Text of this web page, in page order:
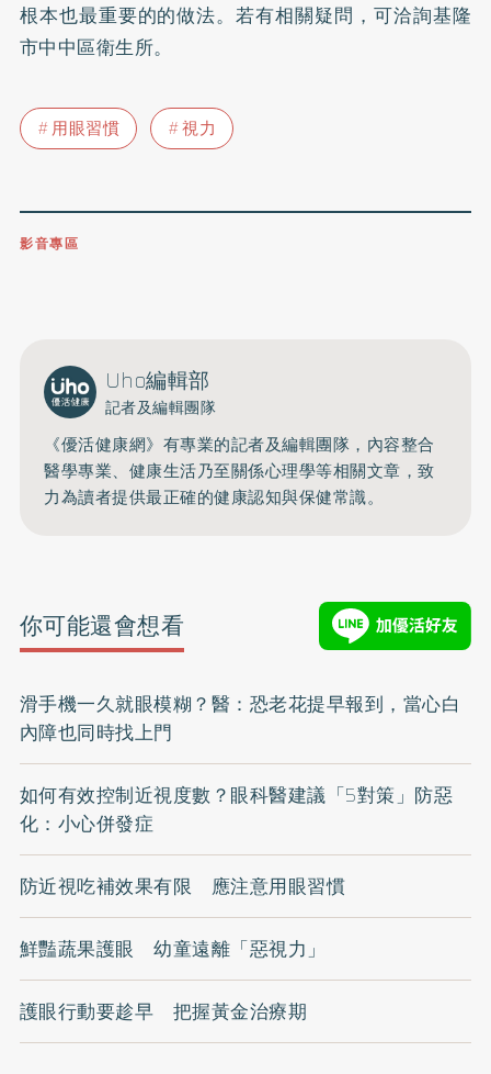
根本也最重要的的做法。若有相關疑問，可洽詢基隆
市中中區衛生所。
用眼習慣 視力
影音專區
Uho編輯部
記者及編輯團隊
《優活健康網》有專業的記者及編輯團隊，內容整合
醫學專業、健康生活乃至關係心理學等相關文章，致
力為讀者提供最正確的健康認知與保健常識。
你可能還會想看
滑手機一久就眼模糊？醫：恐老花提早報到，當心白
內障也同時找上門
如何有效控制近視度數？眼科醫建議「5對策」防惡
化：小心併發症
防近視吃補效果有限 應注意用眼習慣
鮮豔蔬果護眼 幼童遠離「惡視力」
護眼行動要趁早 把握黃金治療期